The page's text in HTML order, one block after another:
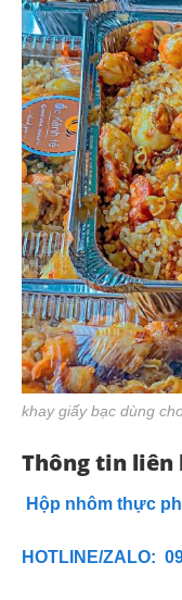
khay giấy bạc dùng
Thông tin liên
Hộp nhôm thực
HOTLINE/ZALO: